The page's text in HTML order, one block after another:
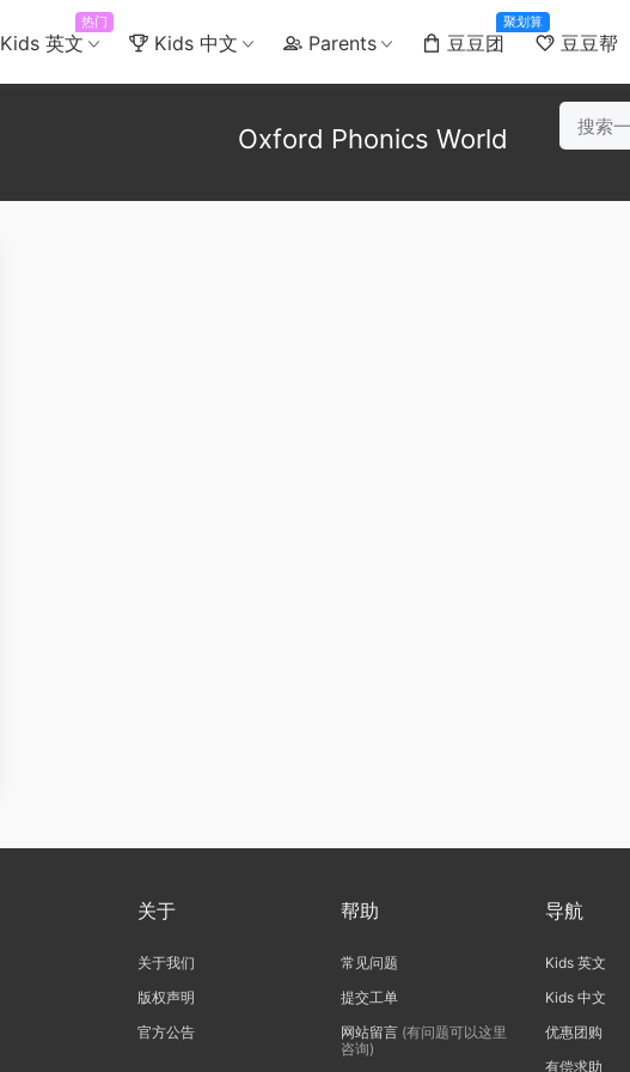
Kids 英文
热门
Kids 中文 Parents 豆豆团
聚划算
豆豆帮
Oxford Phonics World
关于
关于我们
版权声明
官方公告
帮助
常见问题
提交工单
网站留言 (有问题可以这里
咨询)
导航
Kids 英文
Kids 中文
优惠团购
有偿求助